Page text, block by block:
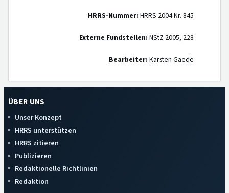
HRRS-Nummer: HRRS 2004 Nr. 845
Externe Fundstellen: NStZ 2005, 228
Bearbeiter: Karsten Gaede
ÜBER UNS
Unser Konzept
HRRS unterstützen
HRRS zitieren
Publizieren
Redaktionelle Richtlinien
Redaktion